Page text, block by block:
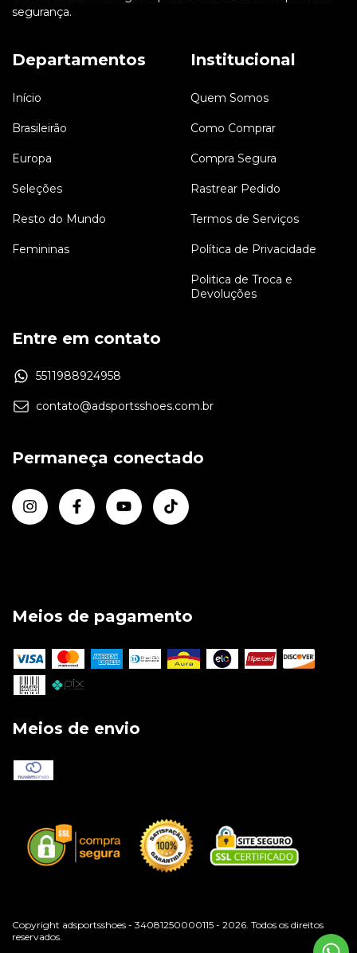
segurança.
Departamentos
Início
Brasileirão
Europa
Seleções
Resto do Mundo
Femininas
Institucional
Quem Somos
Como Comprar
Compra Segura
Rastrear Pedido
Termos de Serviços
Política de Privacidade
Politica de Troca e
Devoluções
Entre em contato
5511988924958
contato@adsportsshoes.com.br
Permaneça conectado
Meios de pagamento
Meios de envio
Copyright adsportsshoes - 34081250000115 - 2026. Todos os direitos
reservados.